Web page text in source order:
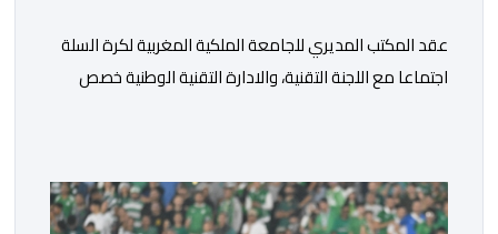
عقد المكتب المديري للجامعة الملكية المغربية لكرة السلة
اجتماعا مع اللجنة التقنية، والادارة التقنية الوطنية خصص
الفترة الأخيرة. وشهد الاجتماع تقديم عرض مفصل حول
مشاركة المنتخبين الوطنيين لأقل من 18 سنة، إناثا وذكورا،